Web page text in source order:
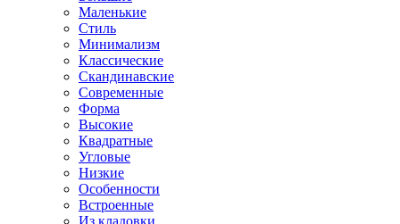
Маленькие
Стиль
Минимализм
Классические
Скандинавские
Современные
Форма
Высокие
Квадратные
Угловые
Низкие
Особенности
Встроенные
Из кладовки